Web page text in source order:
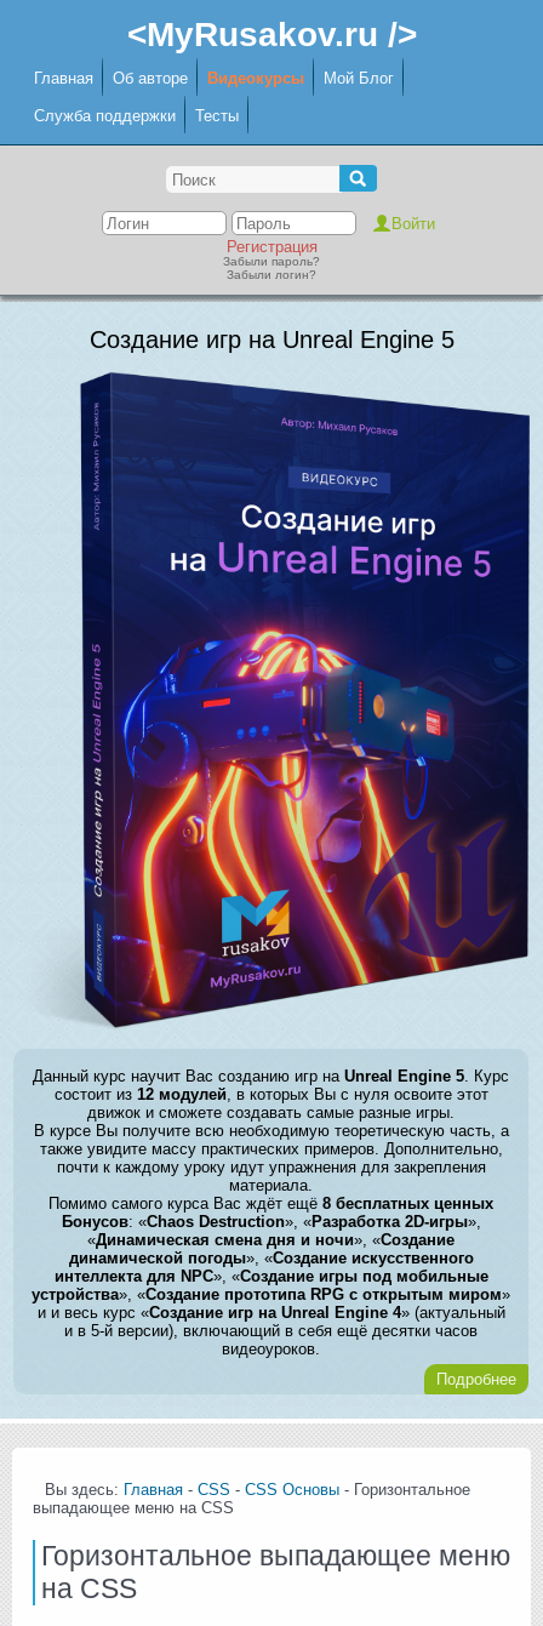
<MyRusakov.ru />
Главная Об авторе Видеокурсы Мой Блог
Служба поддержки Тесты
Регистрация
Забыли пароль?
Забыли логин?
Создание игр на Unreal Engine 5
Данный курс научит Вас созданию игр наUnreal Engine 5 . Курс
состоит из 12 модулей, в которых Вы с нуля освоите этот
движок и сможете создавать самые разные игры.
В курсе Вы получите всю необходимую теоретическую часть, а
также увидите массу практических примеров. Дополнительно,
почти к каждому уроку идут упражнения для закрепления
материала.
Помимо самого курса Вас ждёт ещё8 бесплатных ценных
Бонусов: «Chaos Destruction», «Разработка 2D-игры»,
«Динамическая смена дня и ночи», «Создание
динамической погоды», «Создание искусственного
интеллекта для NPC», «Создание игры под мобильные
устройства», «Создание прототипа RPG с открытым миром»
и и весь курс «Создание игр на Unreal Engine 4» (актуальный
и в 5-й версии), включающий в себя ещё десятки часов
видеоуроков.
Подробнее
Вы здесь: Главная - CSS - CSS Основы - Горизонтальное
выпадающее меню на CSS
Горизонтальное выпадающее меню
на CSS